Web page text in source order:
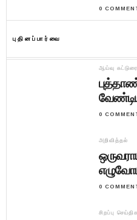
0
புதினப்பார்வை
ஆய்வு
0
அறிவித்தல்
0
சிறப்பு